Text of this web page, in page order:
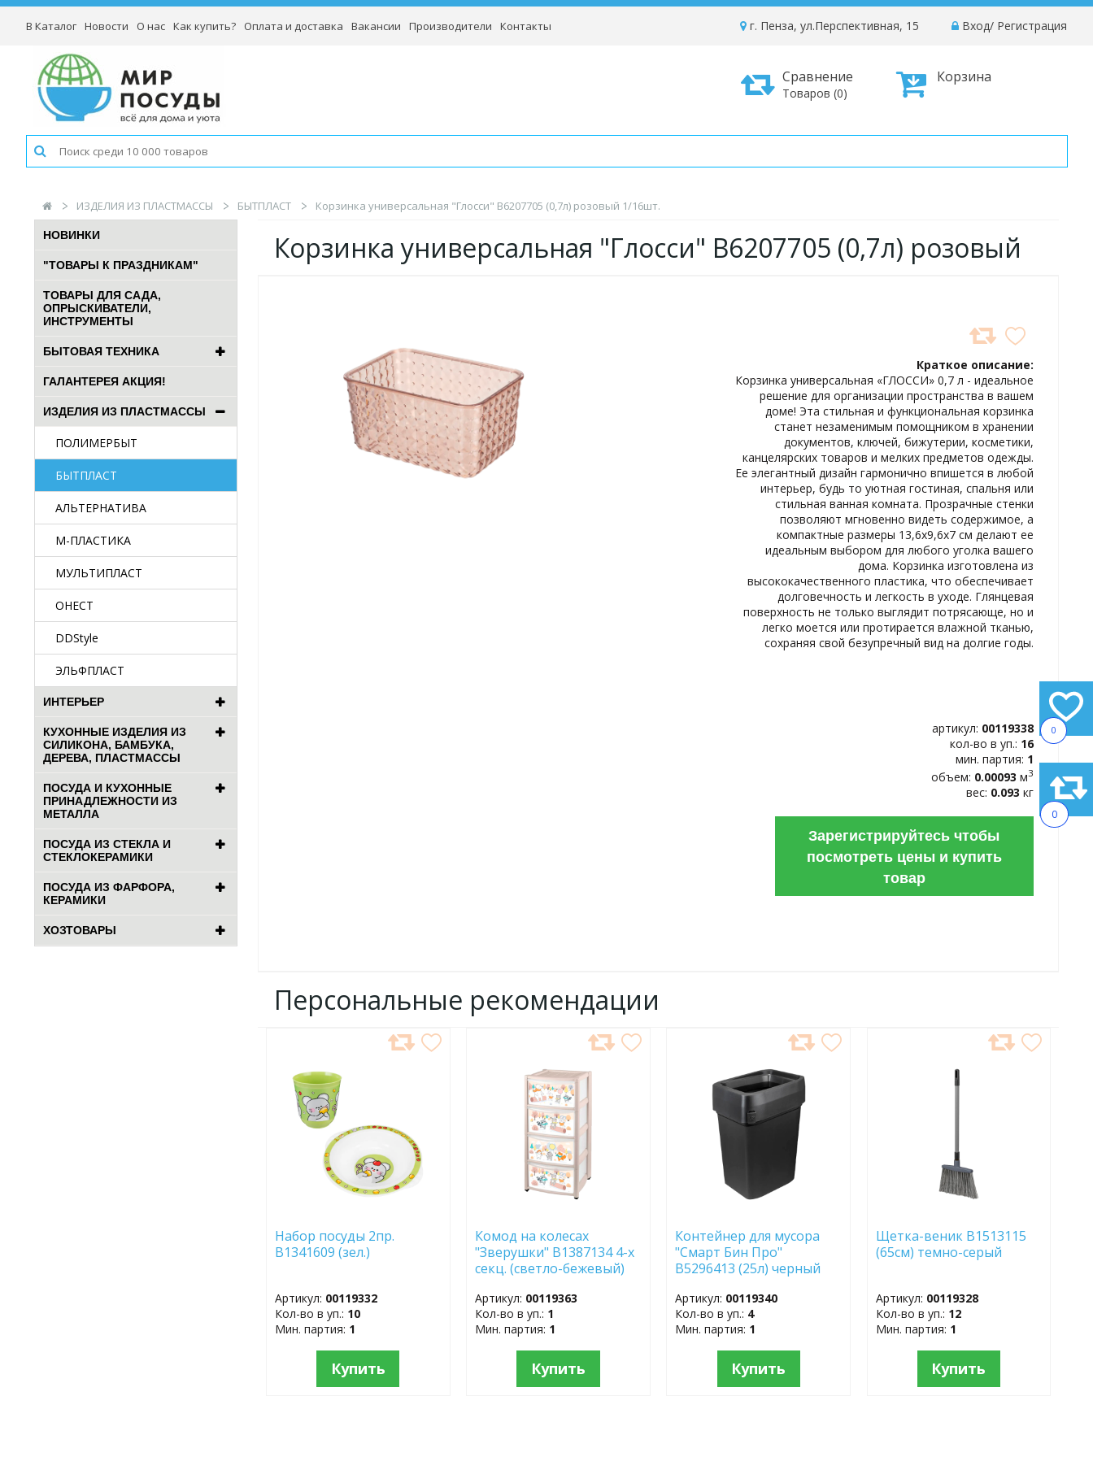
0
0
В Каталог Новости О нас Как купить? Оплата и доставка Вакансии Производители Контакты Вход/ Регистрация
г. Пенза, ул.Перспективная, 15
Корзина
Сравнение
Товаров (0)
ИЗДЕЛИЯ ИЗ ПЛАСТМАССЫ БЫТПЛАСТ Корзинка универсальная "Глосси" B6207705 (0,7л) розовый 1/16шт.
НОВИНКИ
"ТОВАРЫ К ПРАЗДНИКАМ"
ТОВАРЫ ДЛЯ САДА,
ОПРЫСКИВАТЕЛИ,
ИНСТРУМЕНТЫ
БЫТОВАЯ ТЕХНИКА
ГАЛАНТЕРЕЯ АКЦИЯ!
ИЗДЕЛИЯ ИЗ ПЛАСТМАССЫ
ПОЛИМЕРБЫТ
БЫТПЛАСТ
АЛЬТЕРНАТИВА
М-ПЛАСТИКА
МУЛЬТИПЛАСТ
ОНЕСТ
DDStyle
ЭЛЬФПЛАСТ
ИНТЕРЬЕР
КУХОННЫЕ ИЗДЕЛИЯ ИЗ
СИЛИКОНА, БАМБУКА,
ДЕРЕВА, ПЛАСТМАССЫ
ПОСУДА И КУХОННЫЕ
ПРИНАДЛЕЖНОСТИ ИЗ
МЕТАЛЛА
ПОСУДА ИЗ СТЕКЛА И
СТЕКЛОКЕРАМИКИ
ПОСУДА ИЗ ФАРФОРА,
КЕРАМИКИ
ХОЗТОВАРЫ
Корзинка универсальная "Глосси" B6207705 (0,7л) розовый
Краткое описание:
Корзинка универсальная «ГЛОССИ» 0,7 л - идеальное
решение для организации пространства в вашем
доме! Эта стильная и функциональная корзинка
станет незаменимым помощником в хранении
документов, ключей, бижутерии, косметики,
канцелярских товаров и мелких предметов одежды.
Ее элегантный дизайн гармонично впишется в любой
интерьер, будь то уютная гостиная, спальня или
стильная ванная комната. Прозрачные стенки
позволяют мгновенно видеть содержимое, а
компактные размеры 13,6x9,6x7 см делают ее
идеальным выбором для любого уголка вашего
дома. Корзинка изготовлена из
высококачественного пластика, что обеспечивает
долговечность и легкость в уходе. Глянцевая
поверхность не только выглядит потрясающе, но и
легко моется или протирается влажной тканью,
сохраняя свой безупречный вид на долгие годы.
артикул: 00119338
кол-во в уп.: 16
мин. партия: 1
объем: 0.00093 м3
вес: 0.093 кг
Зарегистрируйтесь чтобы
посмотреть цены и купить
товар
Персональные рекомендации
ИЗБРАННОЕ
Набор посуды 2пр.
B1341609 (зел.)
Артикул: 00119332
Кол-во в уп.: 10
Мин. партия: 1
Купить
ИЗБРАННОЕ
Комод на колесах
"Зверушки" B1387134 4-х
секц. (светло-бежевый)
Артикул: 00119363
Кол-во в уп.: 1
Мин. партия: 1
Купить
ИЗБРАННОЕ
Контейнер для мусора
"Смарт Бин Про"
B5296413 (25л) черный
Артикул: 00119340
Кол-во в уп.: 4
Мин. партия: 1
Купить
ИЗБРАННОЕ
Щетка-веник B1513115
(65см) темно-серый
Артикул: 00119328
Кол-во в уп.: 12
Мин. партия: 1
Купить